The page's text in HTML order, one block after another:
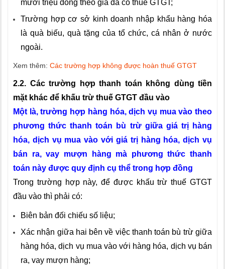
mươi triệu đồng theo giá đã có thuế GTGT;
Trường hợp cơ sở kinh doanh nhập khẩu hàng hóa
là quà biếu, quà tặng của tổ chức, cá nhân ở nước
ngoài.
Xem thêm: Các trường hợp không được hoàn thuế GTGT
2.2. Các trường hợp thanh toán không dùng tiền
mặt khác để khấu trừ thuế GTGT đầu vào
Một là, trường hợp hàng hóa, dịch vụ mua vào theo
phương thức thanh toán bù trừ giữa giá trị hàng
hóa, dịch vụ mua vào với giá trị hàng hóa, dịch vụ
bán ra, vay mượn hàng mà phương thức thanh
toán này được quy định cụ thể trong hợp đồng
Trong trường hợp này, để được khấu trừ thuế GTGT
đầu vào thì phải có:
Biên bản đối chiếu số liệu;
Xác nhận giữa hai bên về việc thanh toán bù trừ giữa
hàng hóa, dịch vụ mua vào với hàng hóa, dịch vụ bán
ra, vay mượn hàng;